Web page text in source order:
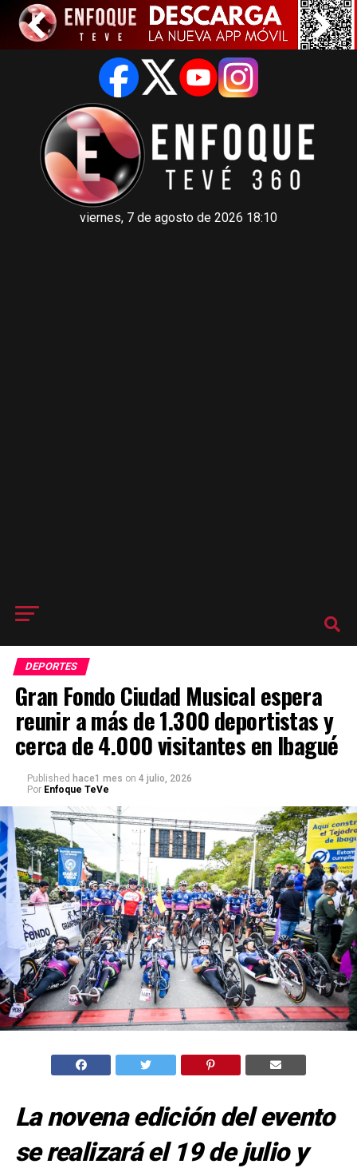
viernes, 7 de agosto de 2026 18:10
DEPORTES
Gran Fondo Ciudad Musical espera
reunir a más de 1.300 deportistas y
cerca de 4.000 visitantes en Ibagué
Published hace1 mes on 4 julio, 2026
Por Enfoque TeVe
La novena edición del evento
se realizará el 19 de julio y